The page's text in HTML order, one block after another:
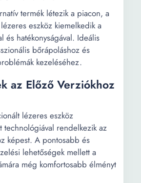
termék létezik a piacon, a
eszköz kiemelkedik a
és hatékonyságával. Ideális
bőrápoláshoz és
kezeléséhez.
az Előző Verziókhoz
lézeres eszköz
technológiával rendelkezik az
képest. A pontosabb és
lehetőségek mellett a
még komfortosabb élményt